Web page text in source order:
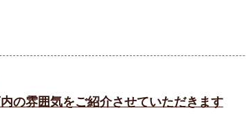
の雰囲気をご紹介させていただきます